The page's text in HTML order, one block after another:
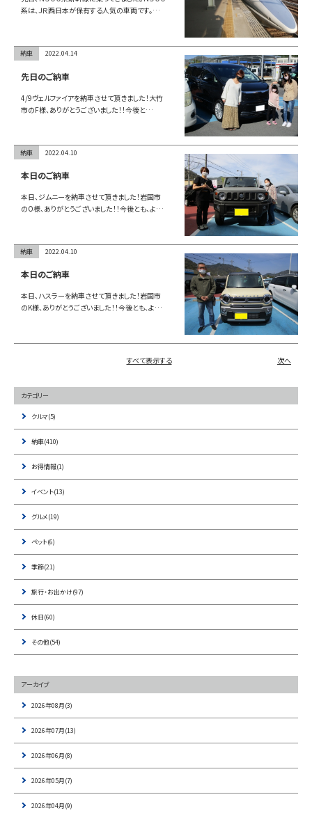
系は、ＪＲ西日本が保有する人気の車両です。…
納車 2022.04.14
先日のご納車
4/9ヴェルファイアを納車させて頂きました！大竹
市のF様、ありがとうございました！！今後と…
納車 2022.04.10
本日のご納車
本日、ジムニーを納車させて頂きました！岩国市
のO様、ありがとうございました！！今後とも、よ…
納車 2022.04.10
本日のご納車
本日、ハスラーを納車させて頂きました！岩国市
のK様、ありがとうございました！！今後とも、よ…
すべて表示する 次へ
カテゴリー
クルマ(5)
納車(410)
お得情報(1)
イベント(13)
グルメ(19)
ペット(6)
季節(21)
旅行・お出かけ(97)
休日(60)
その他(54)
アーカイブ
2026年08月(3)
2026年07月(13)
2026年06月(8)
2026年05月(7)
2026年04月(9)